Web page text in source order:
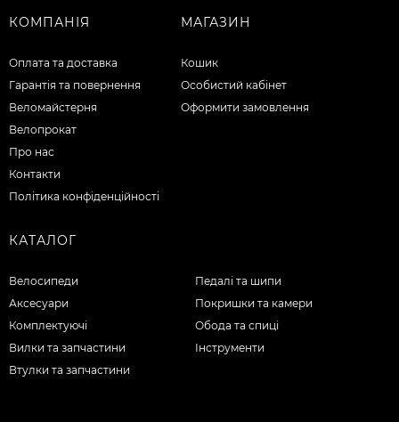
КОМПАНІЯ
Оплата та доставка
Гарантія та повернення
Веломайстерня
Велопрокат
Про нас
Контакти
Політика конфіденційності
МАГАЗИН
Кошик
Особистий кабінет
Оформити замовлення
КАТАЛОГ
Велосипеди
Аксесуари
Комплектуючі
Вилки та запчастини
Втулки та запчастини
Педалі та шипи
Покришки та камери
Обода та спиці
Інструменти